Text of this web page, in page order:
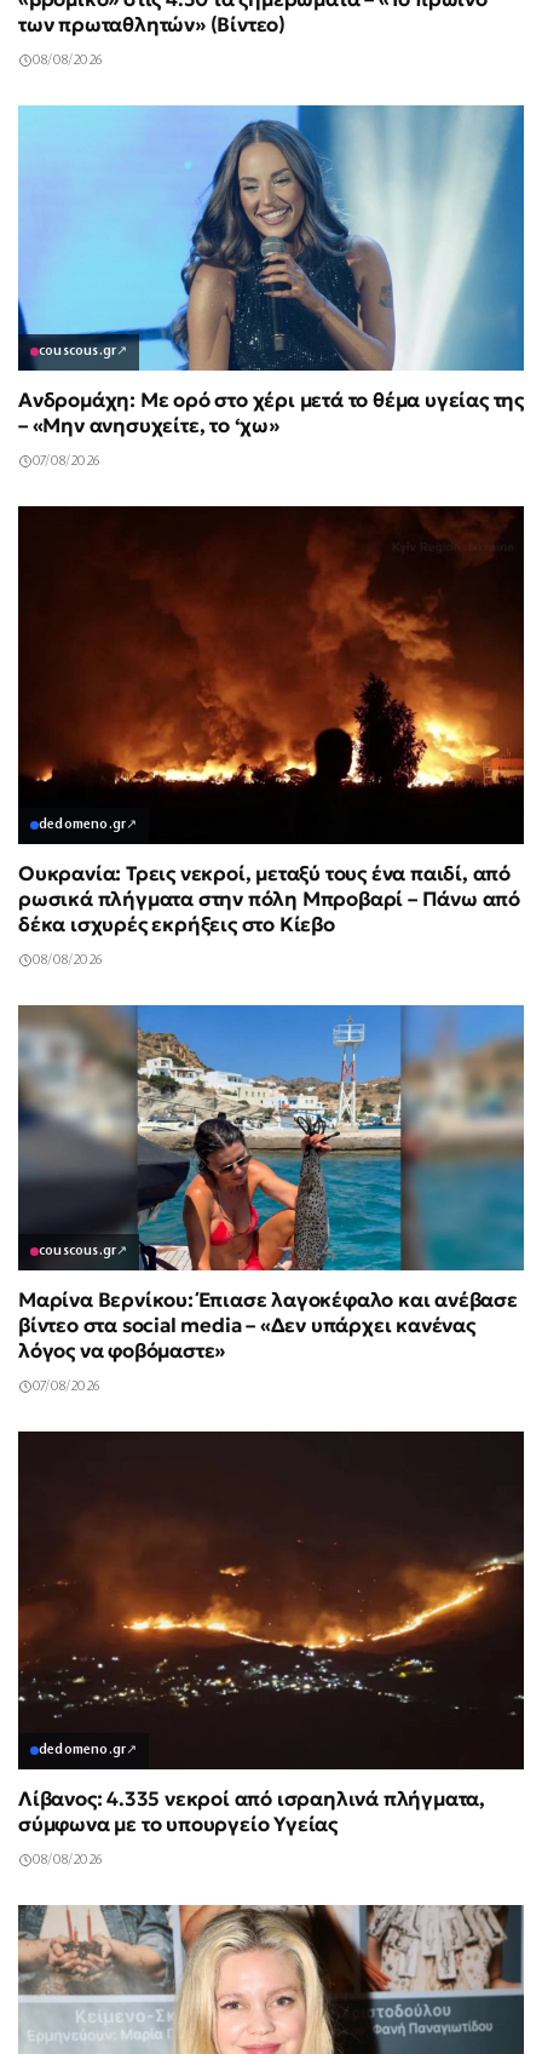
των πρωταθλητών» (Βίντεο)
08/08/2026
couscous.gr↗
Ανδρομάχη: Με ορό στο χέρι μετά το θέμα υγείας της
– «Μην ανησυχείτε, το ‘χω»
07/08/2026
dedomeno.gr↗
Ουκρανία: Τρεις νεκροί, μεταξύ τους ένα παιδί, από
ρωσικά πλήγματα στην πόλη Μπροβαρί – Πάνω από
δέκα ισχυρές εκρήξεις στο Κίεβο
08/08/2026
couscous.gr↗
Μαρίνα Βερνίκου: Έπιασε λαγοκέφαλο και ανέβασε
βίντεο στα social media – «Δεν υπάρχει κανένας
λόγος να φοβόμαστε»
07/08/2026
dedomeno.gr↗
Λίβανος: 4.335 νεκροί από ισραηλινά πλήγματα,
σύμφωνα με το υπουργείο Υγείας
08/08/2026